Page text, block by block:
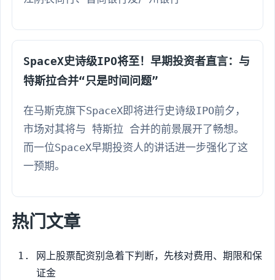
SpaceX史诗级IPO将至！早期投资者直言：与
特斯拉合并“只是时间问题”
在马斯克旗下SpaceX即将进行史诗级IPO前夕，
市场对其将与 特斯拉 合并的前景展开了畅想。
而一位SpaceX早期投资人的讲话进一步强化了这
一预期。
热门文章
网上股票配资别急着下判断，先核对费用、期限和保
证金